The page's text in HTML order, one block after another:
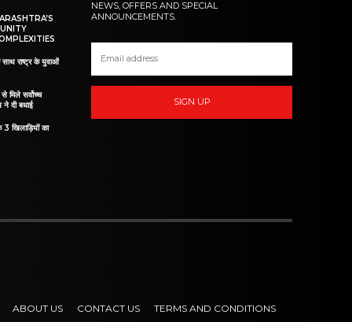
साथ राष्ट्र के युवाओं
से मिले सर्वोच्च
ने दी बधाई
खिलाड़ियों का
NEWS, OFFERS AND SPECIAL
ANNOUNCEMENTS.
SIGN UP
ABOUT US CONTACT US TERMS AND CONDITIONS